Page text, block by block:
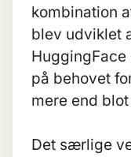
kombination
blev udviklet
HuggingFace
på behovet
mere end
Det særlige